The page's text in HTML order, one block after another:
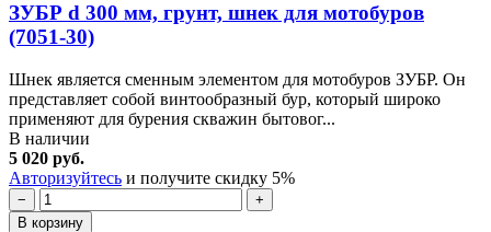
ЗУБР d 300 мм, грунт, шнек для мотобуров
(7051-30)
Шнек является сменным элементом для мотобуров ЗУБР. Он
представляет собой винтообразный бур, который широко
применяют для бурения скважин бытовог...
В наличии
5 020 руб.
Авторизуйтесь и получите скидку 5%
−
+
В корзину